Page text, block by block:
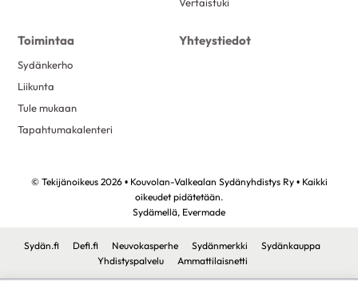
Toimintaa
Sydänkerho
Liikunta
Tule mukaan
Tapahtumakalenteri
Yhteystiedot
© Tekijänoikeus 2026 • Kouvolan-Valkealan Sydänyhdistys Ry • Kaikki
oikeudet pidätetään.
Sydämellä, Evermade
Sydän.fi Defi.fi Neuvokasperhe Sydänmerkki
Sydänkauppa
Yhdistyspalvelu
Ammattilaisnetti